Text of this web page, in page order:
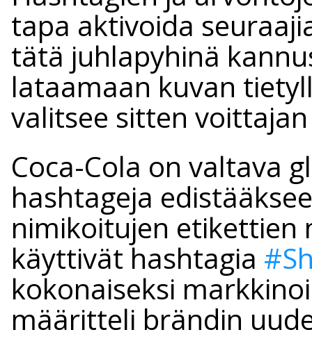
tapa aktivoida
tätä juhlapyhinä
lataamaan kuvan
valitsee sitten
Coca-Cola on valtava
hashtageja
nimikoitujen etikettien
käyttivät hashtagia
kokonaiseksi
määritteli brändin